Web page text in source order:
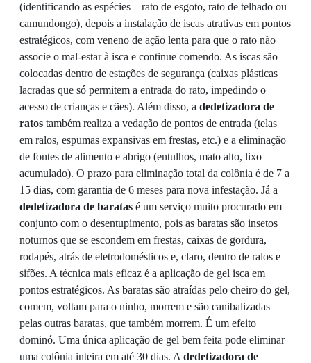
(identificando as espécies – rato de esgoto, rato de telhado ou
camundongo), depois a instalação de iscas atrativas em pontos
estratégicos, com veneno de ação lenta para que o rato não
associe o mal-estar à isca e continue comendo. As iscas são
colocadas dentro de estações de segurança (caixas plásticas
lacradas que só permitem a entrada do rato, impedindo o
acesso de crianças e cães). Além disso, a dedetizadora de
ratos também realiza a vedação de pontos de entrada (telas
em ralos, espumas expansivas em frestas, etc.) e a eliminação
de fontes de alimento e abrigo (entulhos, mato alto, lixo
acumulado). O prazo para eliminação total da colônia é de 7 a
15 dias, com garantia de 6 meses para nova infestação. Já a
dedetizadora de baratas é um serviço muito procurado em
conjunto com o desentupimento, pois as baratas são insetos
noturnos que se escondem em frestas, caixas de gordura,
rodapés, atrás de eletrodomésticos e, claro, dentro de ralos e
sifões. A técnica mais eficaz é a aplicação de gel isca em
pontos estratégicos. As baratas são atraídas pelo cheiro do gel,
comem, voltam para o ninho, morrem e são canibalizadas
pelas outras baratas, que também morrem. É um efeito
dominó. Uma única aplicação de gel bem feita pode eliminar
uma colônia inteira em até 30 dias. A dedetizadora de